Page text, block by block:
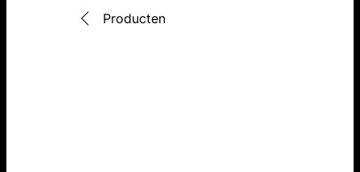
Producten